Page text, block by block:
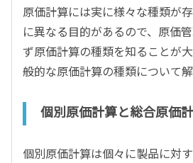
原価計算には実に様々な種類が
に異なる目的があるので、原価
ず原価計算の種類を知ることが
般的な原価計算の種類について解
個別原価計算と総合原価
個別原価計算は個々に製品に対